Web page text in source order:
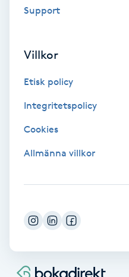
Fransk manikyr
Frekvensterapi
Friskvård
Frisör
Support
Villkor
Etisk policy
Integritetspolicy
Cookies
Allmänna villkor